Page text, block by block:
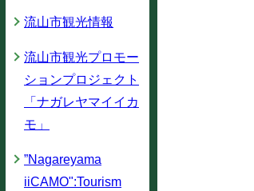
流山市観光情報
流山市観光プロモー
ションプロジェクト
「ナガレヤマイイカ
モ」
”Nagareyama
iiCAMO":Tourism